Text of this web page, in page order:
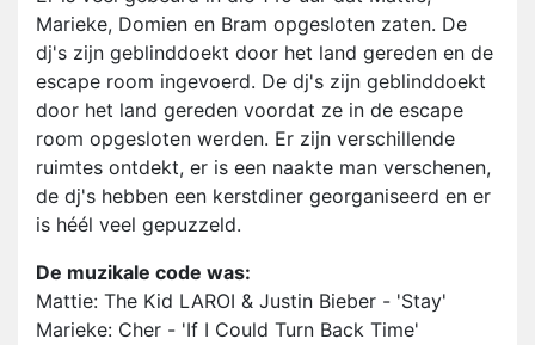
Marieke, Domien en Bram opgesloten zaten. De
dj's zijn geblinddoekt door het land gereden en de
escape room ingevoerd. De dj's zijn geblinddoekt
door het land gereden voordat ze in de escape
room opgesloten werden. Er zijn verschillende
ruimtes ontdekt, er is een naakte man verschenen,
de dj's hebben een kerstdiner georganiseerd en er
is héél veel gepuzzeld.
De muzikale code was:
Mattie: The Kid LAROI & Justin Bieber - 'Stay'
Marieke: Cher - 'If I Could Turn Back Time'